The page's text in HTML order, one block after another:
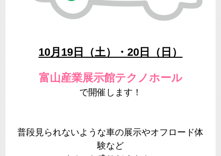
10月19日（土）・20日（日）
富山産業展示館テクノホール
で開催します！
普段見られないような車の展示やオフロード体
験など